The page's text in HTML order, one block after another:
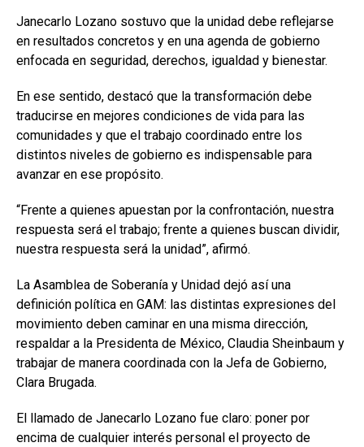
Janecarlo Lozano sostuvo que la unidad debe reflejarse
en resultados concretos y en una agenda de gobierno
enfocada en seguridad, derechos, igualdad y bienestar.
En ese sentido, destacó que la transformación debe
traducirse en mejores condiciones de vida para las
comunidades y que el trabajo coordinado entre los
distintos niveles de gobierno es indispensable para
avanzar en ese propósito.
“Frente a quienes apuestan por la confrontación, nuestra
respuesta será el trabajo; frente a quienes buscan dividir,
nuestra respuesta será la unidad”, afirmó.
La Asamblea de Soberanía y Unidad dejó así una
definición política en GAM: las distintas expresiones del
movimiento deben caminar en una misma dirección,
respaldar a la Presidenta de México, Claudia Sheinbaum y
trabajar de manera coordinada con la Jefa de Gobierno,
Clara Brugada.
El llamado de Janecarlo Lozano fue claro: poner por
encima de cualquier interés personal el proyecto de